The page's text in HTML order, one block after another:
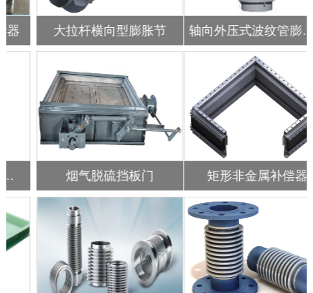
轴向外压式波纹管膨胀节 直管压力平衡式波纹膨胀节
矩形非金属补偿器 非金属织物膨胀节